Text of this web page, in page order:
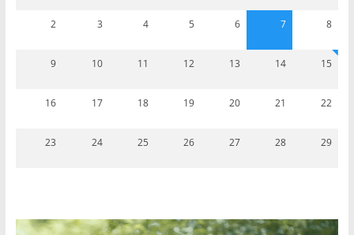
2 3 4 5 6 7 8
9 10 11 12 13 14 15
16 17 18 19 20 21 22
23 24 25 26 27 28 29